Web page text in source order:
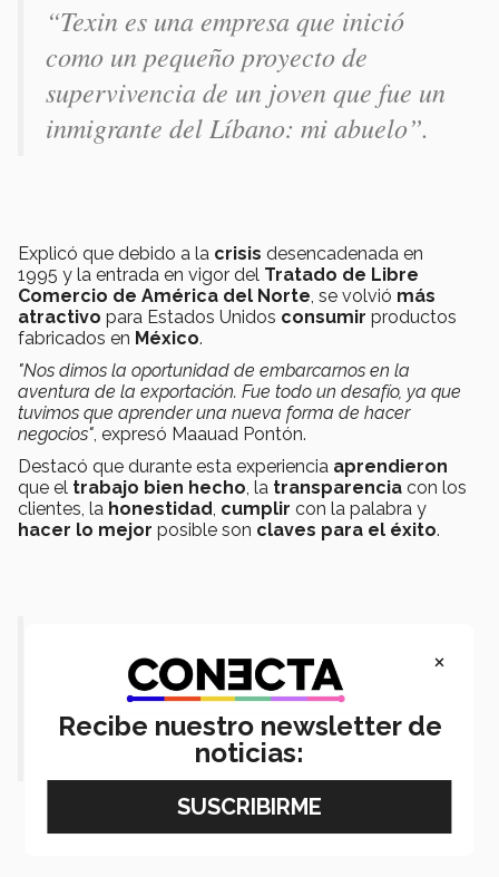
“Texin es una empresa que inició
como un pequeño proyecto de
supervivencia de un joven que fue un
inmigrante del Líbano: mi abuelo”.
Explicó que debido a la crisis desencadenada en
1995 y la entrada en vigor del Tratado de Libre
Comercio de América del Norte , se volvió más
atractivo para Estados Unidos consumir productos
fabricados en México.
"Nos dimos la oportunidad de embarcarnos en la
aventura de la exportación. Fue todo un desafío, ya que
tuvimos que aprender una nueva forma de hacer
negocios" , expresó Maauad Pontón.
Destacó que durante esta experiencia aprendieron
que el trabajo bien hecho , la transparencia con los
clientes, la honestidad cumplir con la palabra y
hacer lo mejor posible son claves para el éxito.
cargando rollos de tela, contando
botones en el almacén y surtiendo
×
Recibe nuestro newsletter de
noticias: